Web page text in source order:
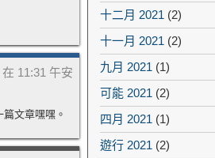
11:31 午安
文章嘿嘿。
十二月 2021 (2)
十一月 2021 (2)
九月 2021 (1)
可能 2021 (2)
四月 2021 (1)
遊行 2021 (2)